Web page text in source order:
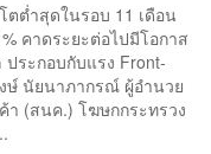
ตต่ำสุดในรอบ 11 เดือน
คาดระยะต่อไปมีโอกาส
ระกอบกับแรง Front-
ษ์ นัยนาภากรณ์ ผู้อำนวย
า (สนค.) โฆษกกระทรวง